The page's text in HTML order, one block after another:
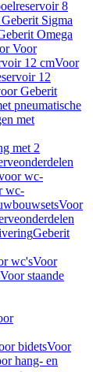
8
Sigma
Omega
Voor
12 cmVoor
12
Geberit
pneumatische
met
met 2
wc-
wc-
Voor
Geberit
wc'sVoor
Voor staande
bidetsVoor
hang- en